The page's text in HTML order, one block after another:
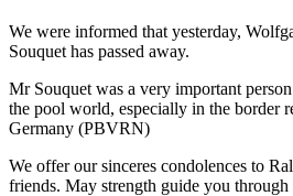
We were informed that yesterday,
Souquet has passed away.
Mr Souquet was a very important
the pool world, especially in the border
Germany (PBVRN)
We offer our sinceres condolences to
friends. May strength guide you